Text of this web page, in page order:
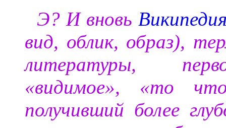
Э? И вновь
вид, облик, образ),
литературы,
«видимое», «то
получивший более